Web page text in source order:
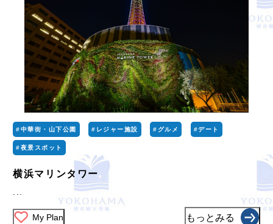
#中華街・山下公園 #レジャー施設 #グルメ #デート
#夜景スポット
横浜マリンタワー
My Plan もっとみる